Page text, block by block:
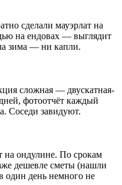
сделали мауэрлат на
на ендовах — выглядит
зима — ни капли.
сложная — двускатная-
фотоотчёт каждый
Соседи завидуют.
на ондулине. По срокам
дешевле сметы (нашли
один день немного не